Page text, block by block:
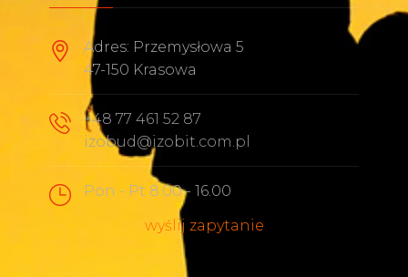
Adres: Przemysłowa 5
47-150 Krasowa
+48 77 461 52 87
izobud@izobit.com.pl
Pon - Pt 8.00 - 16.00
wyślij zapytanie